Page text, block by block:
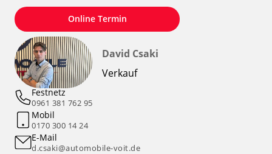
Online Termin
David Csaki
Verkauf
Festnetz
0961 381 762 95
Mobil
0170 300 14 24
E-Mail
d.csaki@automobile-voit.de